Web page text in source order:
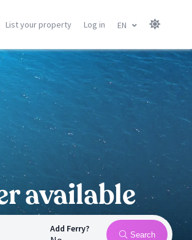
Islands
Balearic Islands
Menorca
Mallorca
Ibiza
All locations
List your property Log in EN
available
Add Ferry?
Search